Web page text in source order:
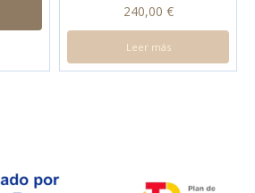
240,00 €
Leer más